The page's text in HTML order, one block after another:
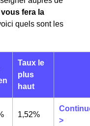
fera la
quels sont les
Taux le
plus
haut
1,52%
>